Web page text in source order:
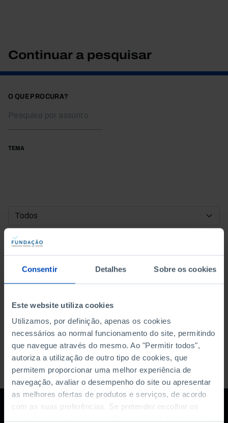
Consentir Detalhes Sobre os cookies
Este website utiliza cookies
Utilizamos, por definição, apenas os cookies
necessários ao normal funcionamento do site, permitindo
que navegue através do mesmo. Ao "Permitir todos",
autoriza a utilização de outro tipo de cookies, que
permitem proporcionar uma melhor experiência de
navegação, avaliar o desempenho do site ou apresentar
as melhores ofertas de produtos e serviços, de acordo
com as suas preferências. Se pretender escolher os
Continuar a pesquisar
O QUE PROCURA?
TEMA
DATA DE INÍCIO
DATA DE FIM